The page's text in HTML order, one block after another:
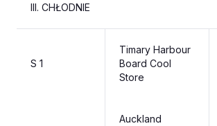
III. CHŁODNIE
S 1
Timary Harbour
Board Cool
Store
Auckland